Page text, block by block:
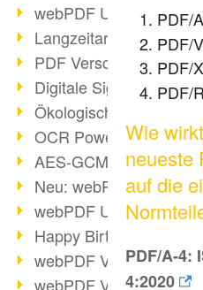
webPDF Update
Langzeitarchivierung mit
PDF Verschlüsselung
Digitale Signaturen
Ökologischen Abdruck
OCR Power für Profis
AES-GCM-
Neu: webPDF
webPDF Update
Happy Birthday, PDF!
webPDF Video-
webPDF Video-Session 3
PDF/
PDF/
PDF/
PDF/
Wie
neueste
auf die
PDF/A-4:
4:2020